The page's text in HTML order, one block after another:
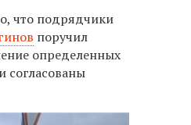
что подрядчики
поручил
определенных
согласованы